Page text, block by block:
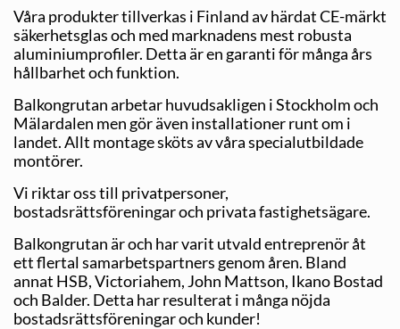
Våra produkter tillverkas i Finland av härdat CE-märkt
säkerhetsglas och med marknadens mest robusta
aluminiumprofiler. Detta är en garanti för många års
hållbarhet och funktion.
Balkongrutan arbetar huvudsakligen i Stockholm och
Mälardalen men gör även installationer runt om i
landet. Allt montage sköts av våra specialutbildade
montörer.
Vi riktar oss till privatpersoner,
bostadsrättsföreningar och privata fastighetsägare.
Balkongrutan är och har varit utvald entreprenör åt
ett flertal samarbetspartners genom åren. Bland
annat HSB, Victoriahem, John Mattson, Ikano Bostad
och Balder. Detta har resulterat i många nöjda
bostadsrättsföreningar och kunder!